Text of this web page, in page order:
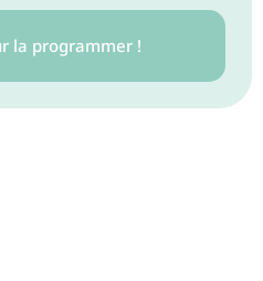
la programmer !